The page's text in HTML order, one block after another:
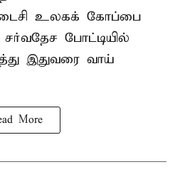
உலகக் கோப்பை
போட்டியில்
இதுவரை வாய்
More